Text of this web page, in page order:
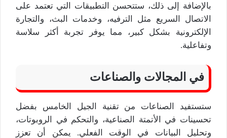
بالإضافة إلى ذلك، ستتحسن التطبيقات التي تعتمد على
الاتصال السريع مثل الترفيه، وخدمات البث، والتجارة
الإلكترونية بشكل كبير، مما يوفر تجربة أكثر سلاسة
وتفاعلية.
في المجالات والصناعات
ستستفيد الصناعات من تقنية الجيل الخامس بفضل
تحسينات في الأتمتة الصناعية، والتحكم في الروبوتات،
وتحليل البيانات في الوقت الفعلي. يمكن أن تعزز